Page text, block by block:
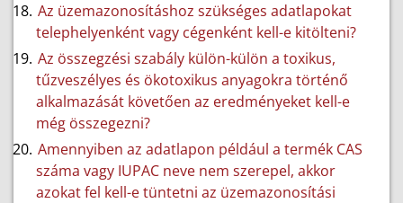
Az üzemazonosításhoz szükséges adatlapokat
telephelyenként vagy cégenként kell-e kitölteni?
Az összegzési szabály külön-külön a toxikus,
tűzveszélyes és ökotoxikus anyagokra történő
alkalmazását követően az eredményeket kell-e
még összegezni?
Amennyiben az adatlapon például a termék CAS
száma vagy IUPAC neve nem szerepel, akkor
azokat fel kell-e tüntetni az üzemazonosítási